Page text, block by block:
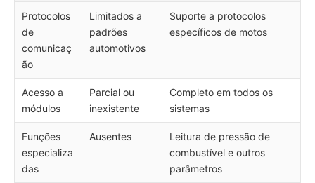
Protocolos
de
comunicaç
ão
Limitados a
padrões
automotivos
Suporte a protocolos
específicos de motos
Acesso a
módulos
Parcial ou
inexistente
Completo em todos os
sistemas
Funções
especializa
das
Ausentes
Leitura de pressão de
combustível e outros
parâmetros